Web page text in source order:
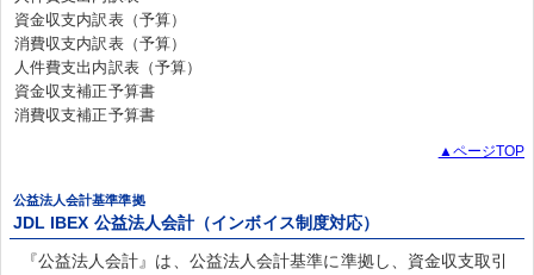
資金収支内訳表（予算）
消費収支内訳表（予算）
人件費支出内訳表（予算）
資金収支補正予算書
消費収支補正予算書
▲ページTOP
公益法人会計基準準拠
JDL IBEX 公益法人会計（インボイス制度対応）
『公益法人会計』は、公益法人会計基準に準拠し、資金収支取引